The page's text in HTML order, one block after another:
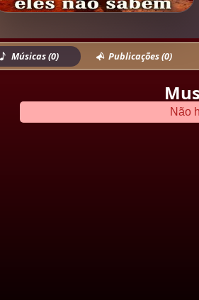
Músicas (0) Publicações (0)
Não